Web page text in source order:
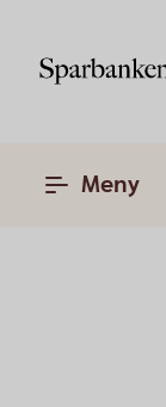
Meny